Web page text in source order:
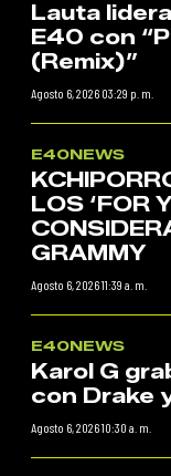
Lauta
E40 con
(Remix)”
Agosto 6, 2026 03:29 p. m.
E40NEWS
LOS ‘FOR
GRAMMY
Agosto 6, 2026 11:39 a. m.
E40NEWS
Karol G
con Drake
Agosto 6, 2026 10:30 a. m.